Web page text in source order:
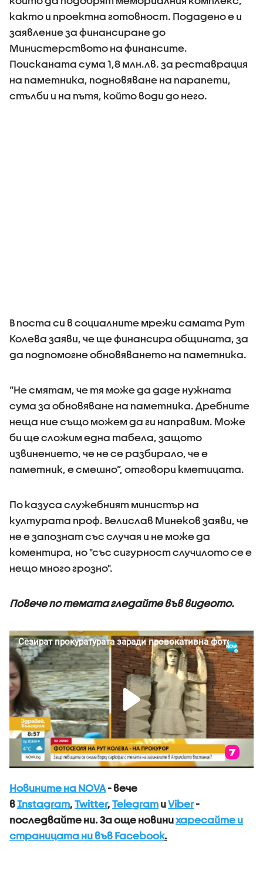
както и проектна готовност. Подадено е и
заявление за финансиране до
Министерството на финансите.
Поисканата сума 1,8 млн.лв. за реставрация
на паметника, подновяване на парапети,
стълби и на пътя, който води до него.
В поста си в социалните мрежи самата Рут
Колева заяви, че ще финансира общината, за
да подпомогне обновяването на паметника.
“Не смятам, че тя може да даде нужната
сума за обновяване на паметника. Дребните
неща ние също можем да ги направим. Може
би ще сложим една табела, защото
извинението, че не се разбирало, че е
паметник, е смешно”, отговори кметицата.
По казуса служебният министър на
културата проф. Велислав Минеков заяви, че
не е запознат със случая и не може да
коментира, но "със сигурност случилото се е
нещо много грозно".
Повече по темата гледайте във видеото.
Новините на NOVA- вече
вInstagram, Twitter, Telegram иViber-
последвайте ни.За още новинихаресайте и
страницата ни във Facebook.